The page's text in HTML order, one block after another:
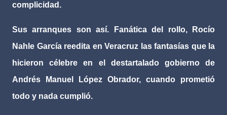
complicidad.
Sus arranques son así. Fanática del rollo, Rocío
Nahle García reedita en Veracruz las fantasías que la
hicieron célebre en el destartalado gobierno de
Andrés Manuel López Obrador, cuando prometió
todo y nada cumplió.